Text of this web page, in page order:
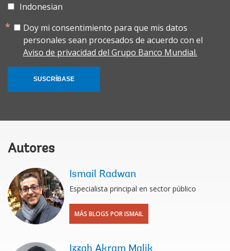
Indonesian
Doy mi consentimiento para que mis datos
personales sean procesados de acuerdo con el
Aviso de privacidad del Grupo Banco Mundial.
SUSCRÍBASE
Autores
Ismail Radwan
Especialista principal en sector público
MÁS BLOGS POR ISMAIL
Izzah Akram Malik